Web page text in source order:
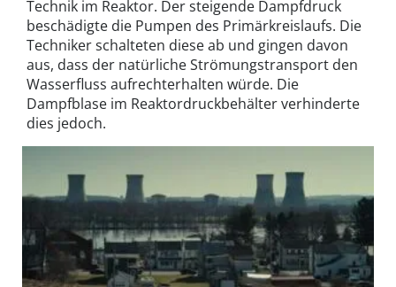
Technik im Reaktor. Der steigende Dampfdruck
beschädigte die Pumpen des Primärkreislaufs. Die
Techniker schalteten diese ab und gingen davon
aus, dass der natürliche Strömungstransport den
Wasserfluss aufrechterhalten würde. Die
Dampfblase im Reaktordruckbehälter verhinderte
dies jedoch.